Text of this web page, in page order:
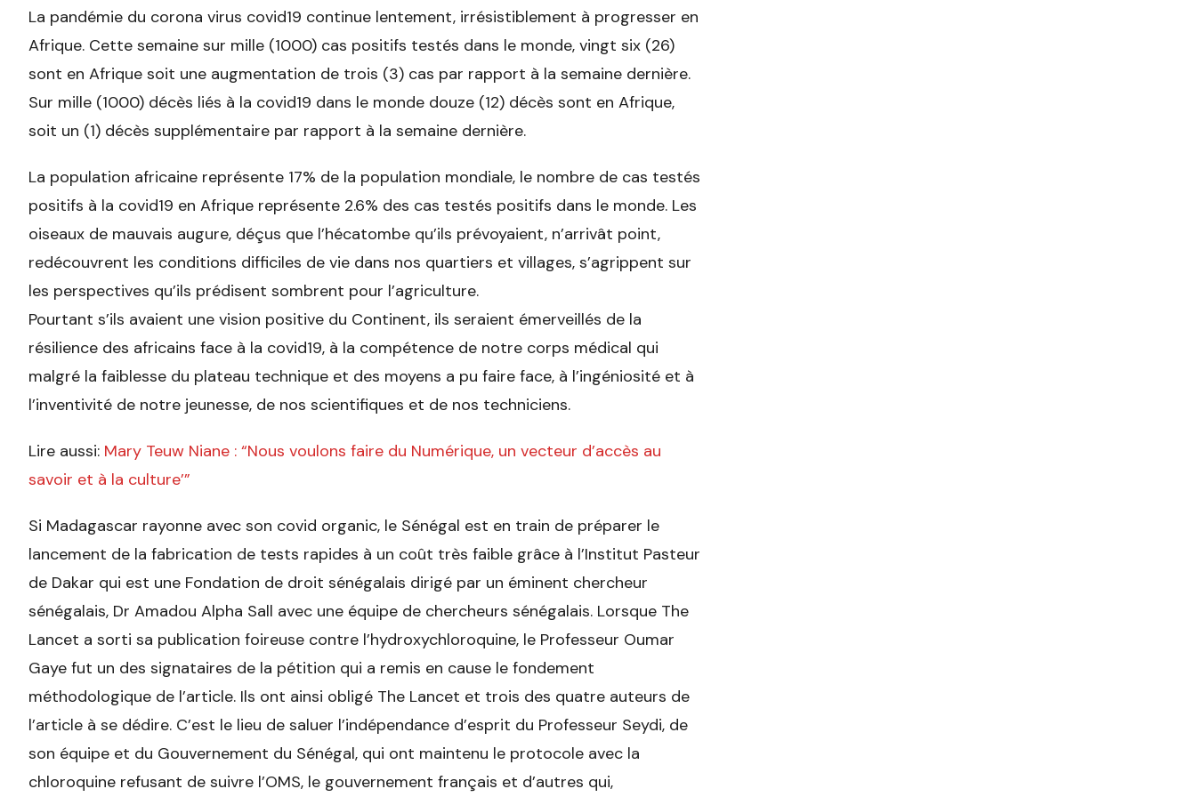
La pandémie du corona virus covid19 continue lentement, irrésistiblement à progresser en
Afrique. Cette semaine sur mille (1000) cas positifs testés dans le monde, vingt six (26)
sont en Afrique soit une augmentation de trois (3) cas par rapport à la semaine dernière.
Sur mille (1000) décès liés à la covid19 dans le monde douze (12) décès sont en Afrique,
soit un (1) décès supplémentaire par rapport à la semaine dernière.
La population africaine représente 17% de la population mondiale, le nombre de cas testés
positifs à la covid19 en Afrique représente 2.6% des cas testés positifs dans le monde. Les
oiseaux de mauvais augure, déçus que l’hécatombe qu’ils prévoyaient, n’arrivât point,
redécouvrent les conditions difficiles de vie dans nos quartiers et villages, s’agrippent sur
les perspectives qu’ils prédisent sombrent pour l’agriculture.
Pourtant s’ils avaient une vision positive du Continent, ils seraient émerveillés de la
résilience des africains face à la covid19, à la compétence de notre corps médical qui
malgré la faiblesse du plateau technique et des moyens a pu faire face, à l’ingéniosité et à
l’inventivité de notre jeunesse, de nos scientifiques et de nos techniciens.
Lire aussi: Mary Teuw Niane : “Nous voulons faire du Numérique, un vecteur d’accès au
savoir et à la culture’”
Si Madagascar rayonne avec son covid organic, le Sénégal est en train de préparer le
lancement de la fabrication de tests rapides à un coût très faible grâce à l’Institut Pasteur
de Dakar qui est une Fondation de droit sénégalais dirigé par un éminent chercheur
sénégalais, Dr Amadou Alpha Sall avec une équipe de chercheurs sénégalais. Lorsque The
Lancet a sorti sa publication foireuse contre l’hydroxychloroquine, le Professeur Oumar
Gaye fut un des signataires de la pétition qui a remis en cause le fondement
méthodologique de l’article. Ils ont ainsi obligé The Lancet et trois des quatre auteurs de
l’article à se dédire. C’est le lieu de saluer l’indépendance d’esprit du Professeur Seydi, de
son équipe et du Gouvernement du Sénégal, qui ont maintenu le protocole avec la
chloroquine refusant de suivre l’OMS, le gouvernement français et d’autres qui,